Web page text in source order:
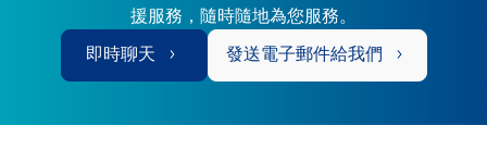
援服務，隨時隨地為您服務。
即時聊天 發送電子郵件給我們